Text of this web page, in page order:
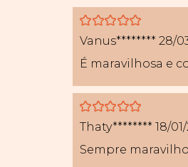
5
Vanus******** 28/
É maravilhosa e
5
Thaty******** 18/
Sempre